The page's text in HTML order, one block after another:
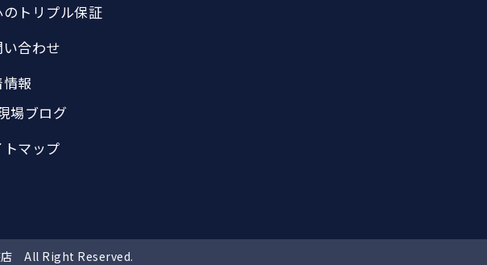
のトリプル保証
い合わせ
報
場ブログ
トマップ
All Right Reserved.